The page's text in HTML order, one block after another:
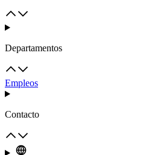
Departamentos
Empleos
Contacto